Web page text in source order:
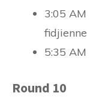
3:05 AM
fidjienne
5:35 AM
Round 10